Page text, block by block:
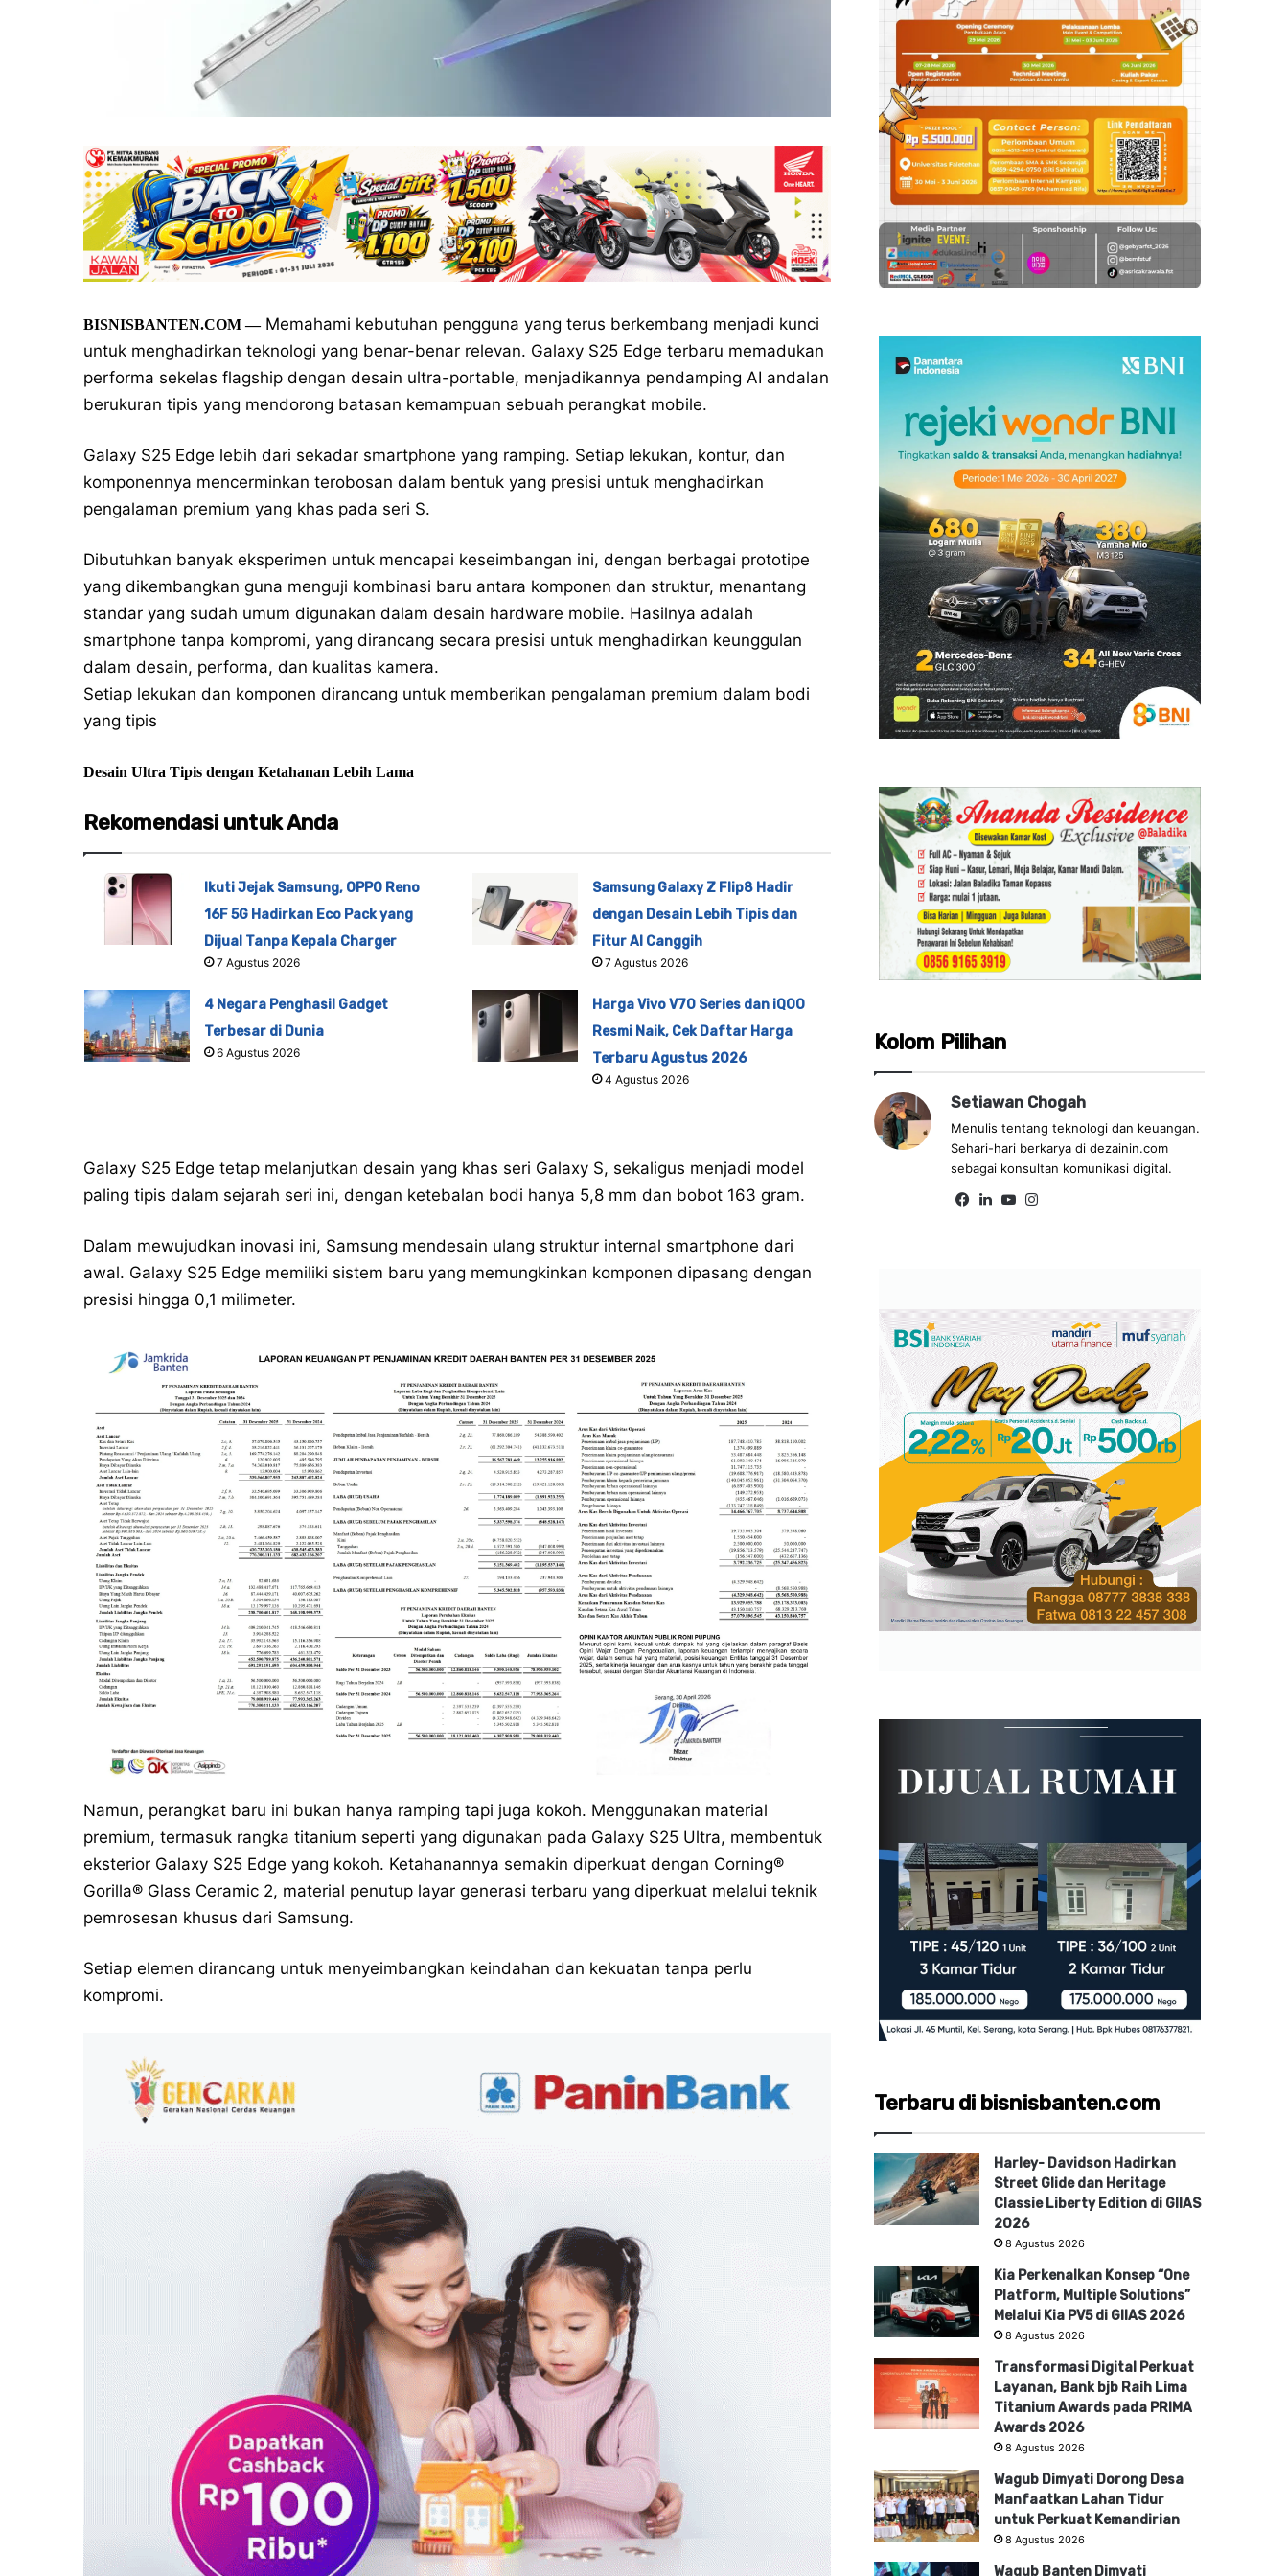
BISNISBANTEN.COM —Memahami kebutuhan pengguna yang terus berkembang menjadi kunci
untuk menghadirkan teknologi yang benar-benar relevan. Galaxy S25 Edge terbaru memadukan
performa sekelas flagship dengan desain ultra-portable, menjadikannya pendamping AI andalan
berukuran tipis yang mendorong batasan kemampuan sebuah perangkat mobile.
Galaxy S25 Edge lebih dari sekadar smartphone yang ramping. Setiap lekukan, kontur, dan
komponennya mencerminkan terobosan dalam bentuk yang presisi untuk menghadirkan
pengalaman premium yang khas pada seri S.
Dibutuhkan banyak eksperimen untuk mencapai keseimbangan ini, dengan berbagai prototipe
yang dikembangkan guna menguji kombinasi baru antara komponen dan struktur, menantang
standar yang sudah umum digunakan dalam desain hardware mobile. Hasilnya adalah
smartphone tanpa kompromi, yang dirancang secara presisi untuk menghadirkan keunggulan
dalam desain, performa, dan kualitas kamera.
Setiap lekukan dan komponen dirancang untuk memberikan pengalaman premium dalam bodi
yang tipis
Desain Ultra Tipis dengan Ketahanan Lebih Lama
Rekomendasi untuk Anda
Ikuti Jejak Samsung, OPPO Reno
16F 5G Hadirkan Eco Pack yang
Dijual Tanpa Kepala Charger
7 Agustus 2026
Samsung Galaxy Z Flip8 Hadir
dengan Desain Lebih Tipis dan
Fitur AI Canggih
7 Agustus 2026
4 Negara Penghasil Gadget
Terbesar di Dunia
6 Agustus 2026
Harga Vivo V70 Series dan iQOO
Resmi Naik, Cek Daftar Harga
Terbaru Agustus 2026
4 Agustus 2026
Galaxy S25 Edge tetap melanjutkan desain yang khas seri Galaxy S, sekaligus menjadi model
paling tipis dalam sejarah seri ini, dengan ketebalan bodi hanya 5,8 mm dan bobot 163 gram.
Dalam mewujudkan inovasi ini, Samsung mendesain ulang struktur internal smartphone dari
awal. Galaxy S25 Edge memiliki sistem baru yang memungkinkan komponen dipasang dengan
presisi hingga 0,1 milimeter.
Namun, perangkat baru ini bukan hanya ramping tapi juga kokoh. Menggunakan material
premium, termasuk rangka titanium seperti yang digunakan pada Galaxy S25 Ultra, membentuk
eksterior Galaxy S25 Edge yang kokoh. Ketahanannya semakin diperkuat dengan Corning®
Gorilla® Glass Ceramic 2, material penutup layar generasi terbaru yang diperkuat melalui teknik
pemrosesan khusus dari Samsung.
Setiap elemen dirancang untuk menyeimbangkan keindahan dan kekuatan tanpa perlu
kompromi.
Kolom Pilihan
Setiawan Chogah
Menulis tentang teknologi dan keuangan.
Sehari-hari berkarya di dezainin.com
sebagai konsultan komunikasi digital.
Fa Lin Yo
Terbaru di bisnisbanten.com
Harley- Davidson Hadirkan
Street Glide dan Heritage
Classie Liberty Edition di GIIAS
2026
8 Agustus 2026
Kia Perkenalkan Konsep “One
Platform, Multiple Solutions”
Melalui Kia PV5 di GIIAS 2026
8 Agustus 2026
Transformasi Digital Perkuat
Layanan, Bank bjb Raih Lima
Titanium Awards pada PRIMA
Awards 2026
8 Agustus 2026
Wagub Dimyati Dorong Desa
Manfaatkan Lahan Tidur
untuk Perkuat Kemandirian
8 Agustus 2026
Wagub Banten Dimyati